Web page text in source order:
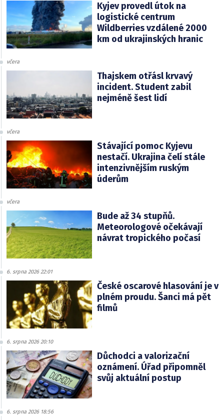
Kyjev provedl útok na
logistické centrum
Wildberries vzdálené 2000
km od ukrajinských hranic
včera
Thajskem otřásl krvavý
incident. Student zabil
nejméně šest lidí
včera
Stávající pomoc Kyjevu
nestačí. Ukrajina čelí stále
intenzivnějším ruským
úderům
včera
Bude až 34 stupňů.
Meteorologové očekávají
návrat tropického počasí
6. srpna 2026 22:01
České oscarové hlasování je v
plném proudu. Šanci má pět
filmů
6. srpna 2026 20:10
Důchodci a valorizační
oznámení. Úřad připomněl
svůj aktuální postup
6. srpna 2026 18:56